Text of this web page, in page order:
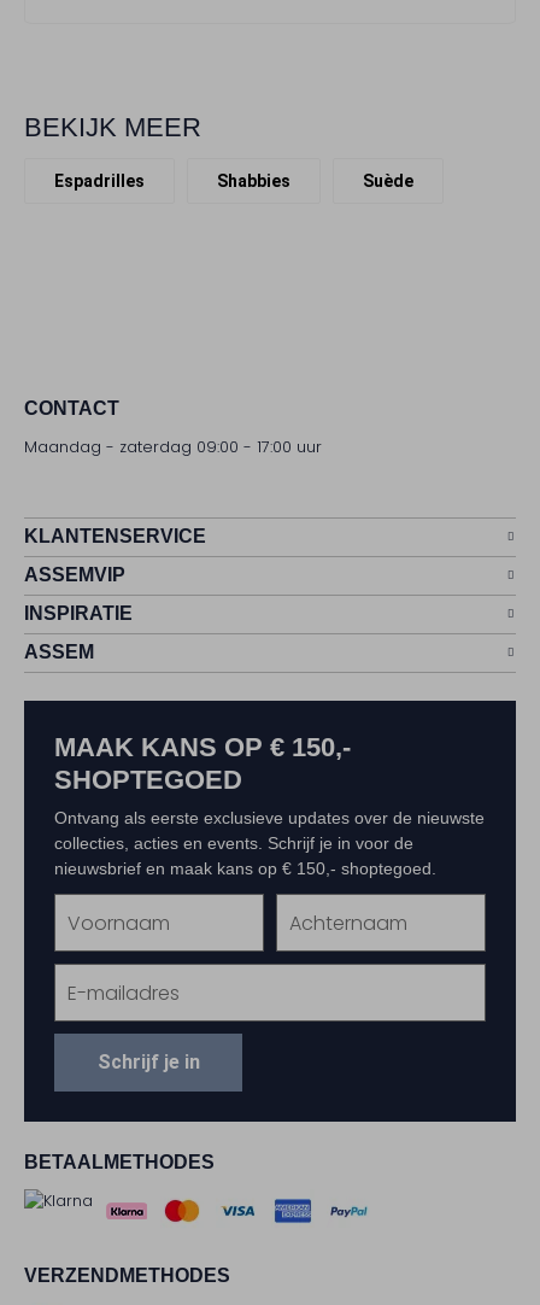
BEKIJK MEER
Espadrilles Shabbies Suède
CONTACT
Maandag - zaterdag 09:00 - 17:00 uur
KLANTENSERVICE
ASSEMVIP
INSPIRATIE
ASSEM
BETAALMETHODES
VERZENDMETHODES
MAAK KANS OP € 150,-
SHOPTEGOED
Ontvang als eerste exclusieve updates over de nieuwste
collecties, acties en events. Schrijf je in voor de
nieuwsbrief en maak kans op € 150,- shoptegoed.
Schrijf je in